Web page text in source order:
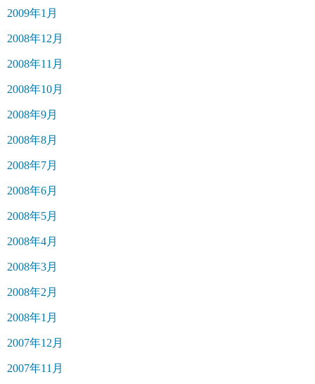
2009年1月
2008年12月
2008年11月
2008年10月
2008年9月
2008年8月
2008年7月
2008年6月
2008年5月
2008年4月
2008年3月
2008年2月
2008年1月
2007年12月
2007年11月